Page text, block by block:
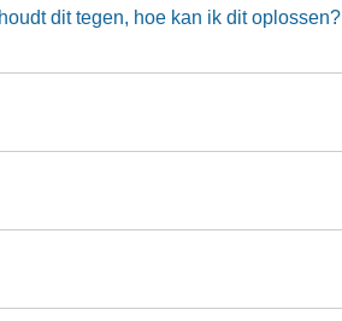
dit tegen, hoe kan ik dit oplossen?